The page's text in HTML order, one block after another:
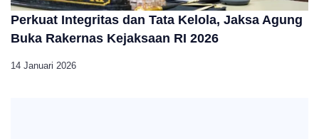
Perkuat Integritas dan Tata Kelola, Jaksa Agung
Buka Rakernas Kejaksaan RI 2026
14 Januari 2026